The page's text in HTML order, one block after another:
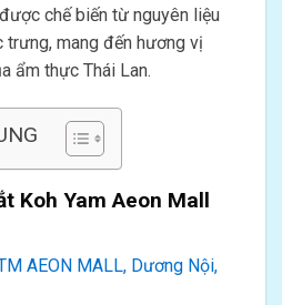
chế biến từ nguyên liệu
mang đến hương vị
ẩm thực Thái Lan.
Koh Yam Aeon Mall
AEON MALL, Dương Nội,